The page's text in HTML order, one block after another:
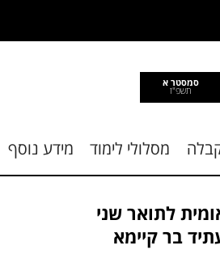
סמסטר א
תשפ"ז
מסלולי לימוד מידע נוסף
לתואר שני
בר קיימא